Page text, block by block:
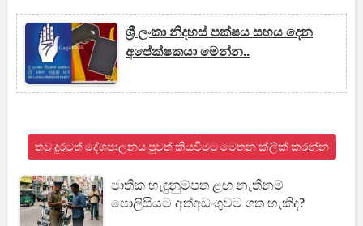
ශ්‍රී ලංකා නිදහස් පක්ෂය සහය දෙන
අපේක්ෂකයා මෙන්න..
තව දුරටත් දේශපාලනය පුවත් කියවීමට මෙතන ක්ලික් කරන්න
ජාතික හැඳුනුම්පත ළඟ නැතිනම්
පොලිසියට අත්අඩංගුවට ගත හැකිද?